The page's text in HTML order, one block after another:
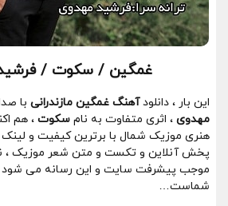
غمگین / سکوت /
این بار ، دانلودآهنگ غمگین مازندرانی با
مهدوی ، اثری متفاوت به نام سکوت ، هم
هنری موزیک شمال با برترین کیفیت و لینک
پخش آنلاین و تکست و متن شعر موزیک ،
موجب پیشرفت سایت و این رسانه می شود
شماست…